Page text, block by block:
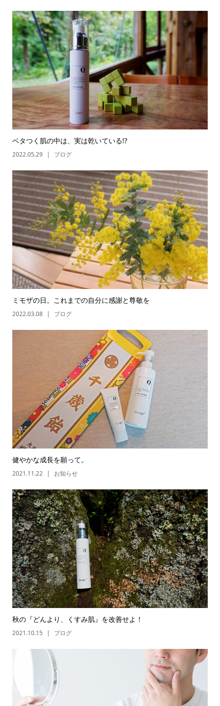
ベタつく肌の中は、実は乾いている!?
2022.05.29 ブログ
ミモザの日。これまでの自分に感謝と尊敬を
2022.03.08 ブログ
健やかな成長を願って。
2021.11.22 お知らせ
秋の『どんより、くすみ肌』を改善せよ！
2021.10.15 ブログ